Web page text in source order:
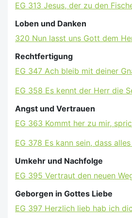
EG 313 Jesus, der zu den
Loben und Danken
320 Nun lasst uns Gott dem
Rechtfertigung
EG 347 Ach bleib mit deiner
EG 358 Es kennt der Herr die
Angst und Vertrauen
EG 363 Kommt her zu mir,
EG 378 Es kann sein, dass
Umkehr und Nachfolge
EG 395 Vertraut den neuen
Geborgen in Gottes Liebe
EG 397 Herzlich lieb hab ich